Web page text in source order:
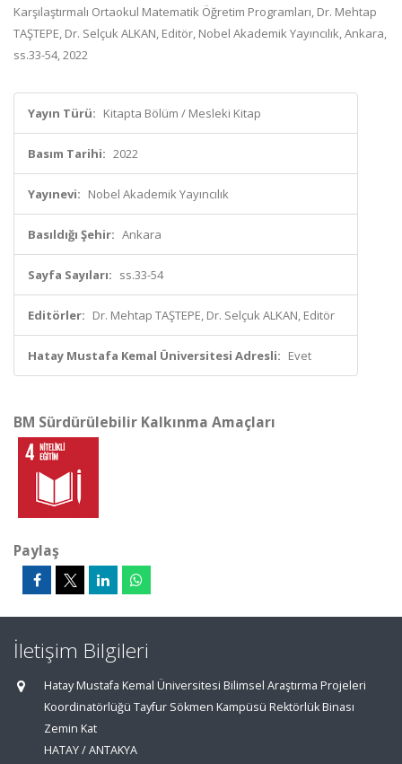
Karşılaştırmalı Ortaokul Matematik Öğretim Programları, Dr. Mehtap
TAŞTEPE, Dr. Selçuk ALKAN, Editör, Nobel Akademik Yayıncılık, Ankara,
ss.33-54, 2022
Yayın Türü: Kitapta Bölüm / Mesleki Kitap
Basım Tarihi: 2022
Yayınevi: Nobel Akademik Yayıncılık
Basıldığı Şehir: Ankara
Sayfa Sayıları: ss.33-54
Editörler: Dr. Mehtap TAŞTEPE, Dr. Selçuk ALKAN, Editör
Hatay Mustafa Kemal Üniversitesi Adresli: Evet
BM Sürdürülebilir Kalkınma Amaçları
Paylaş
İletişim Bilgileri
Hatay Mustafa Kemal Üniversitesi Bilimsel Araştırma Projeleri
Koordinatörlüğü Tayfur Sökmen Kampüsü Rektörlük Binası
Zemin Kat
HATAY / ANTAKYA